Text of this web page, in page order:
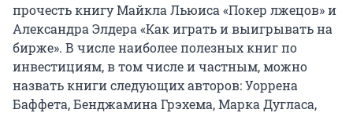
прочесть книгу Майкла Льюиса «Покер лжецов» и
Александра Элдера «Как играть и выигрывать на
бирже». В числе наиболее полезных книг по
инвестициям, в том числе и частным, можно
назвать книги следующих авторов: Уоррена
Баффета, Бенджамина Грэхема, Марка Дугласа,